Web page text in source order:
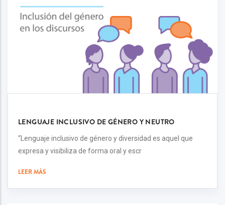
LENGUAJE INCLUSIVO DE GÉNERO Y NEUTRO
“Lenguaje inclusivo de género y diversidad es aquel que
expresa y visibiliza de forma oral y escr
LEER MÁS